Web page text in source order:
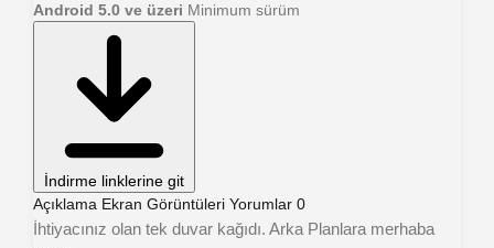
Android 5.0 ve üzeri Minimum sürüm
İndirme linklerine git
Açıklama Ekran Görüntüleri Yorumlar 0
İhtiyacınız olan tek duvar kağıdı. Arka Planlara merhaba